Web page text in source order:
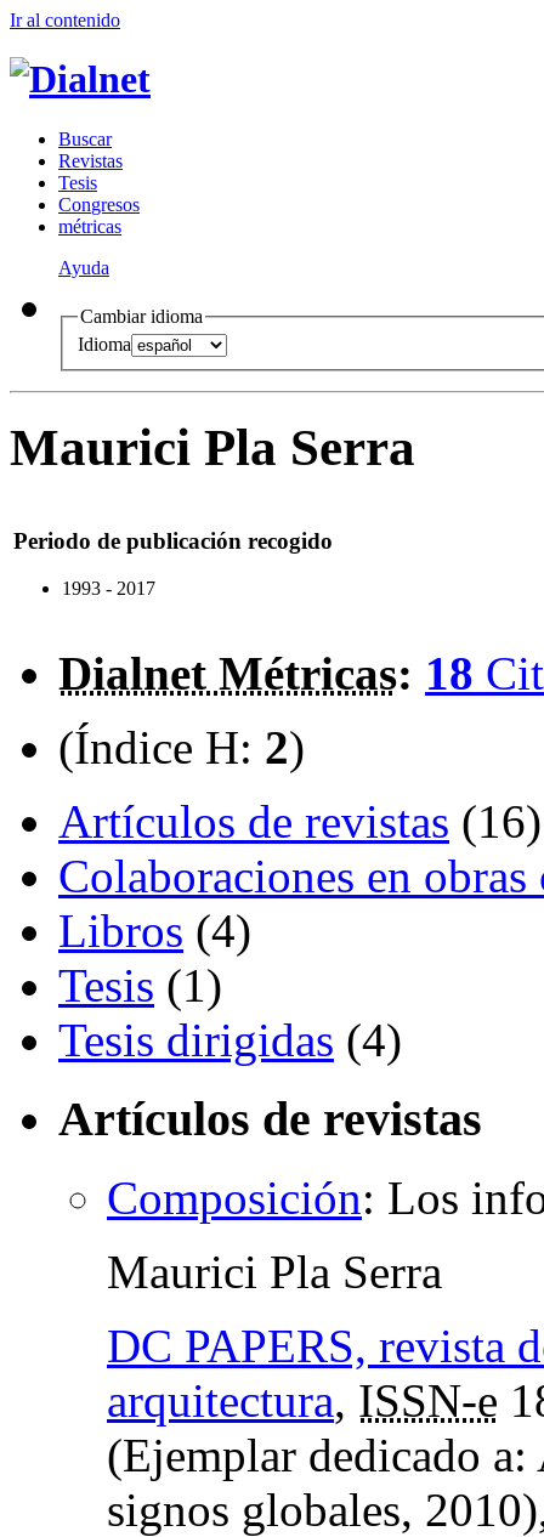
Ir al contenido
Buscar
Revistas
Tesis
Congresos
métricas
Ayuda
Cambiar idioma
Idioma
Maurici Pla Serra
Periodo de publicación recogido
1993 - 2017
Dialnet Métricas: 18
(Índice H: 2)
Artículos de revistas (16)
Colaboraciones en
Libros (4)
Tesis (1)
Tesis dirigidas (4)
Artículos de revistas
Composición: Los
Maurici Pla Serra
DC PAPERS, revista
arquitectura, ISSN-e
(Ejemplar dedicado
signos globales,